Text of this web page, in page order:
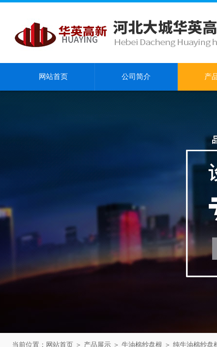
网站首页 公司简介 产
当前位置： 网站首页 ＞ 产品展示 ＞ 牛油棉纱盘根 ＞ 纯牛油棉纱盘